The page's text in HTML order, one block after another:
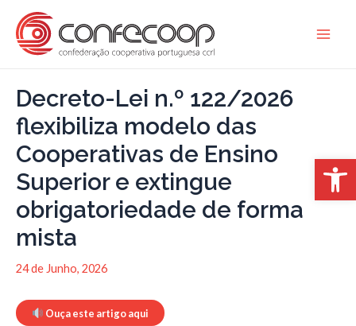
content
Decreto-Lei n.º 122/2026
flexibiliza modelo das
Cooperativas de Ensino
Superior e extingue
obrigatoriedade de forma
mista
24 de Junho, 2026
Ouça este artigo aqui